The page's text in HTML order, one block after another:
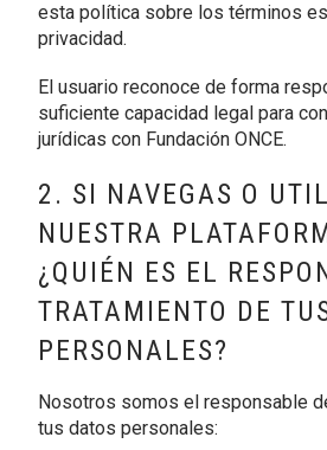
esta política sobre los términos
privacidad.
El usuario reconoce de forma
suficiente capacidad legal para
jurídicas con Fundación ONCE.
2. SI NAVEGAS O
NUESTRA
¿QUIÉN ES EL
TRATAMIENTO DE
PERSONALES?
Nosotros somos el responsable
tus datos personales: